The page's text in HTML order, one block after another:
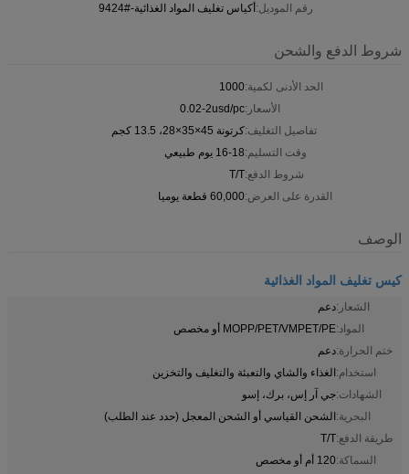
رقم الموديل:أكياس تغليف المواد الغذائية-#9424
شروط الدفع والشحن
الحد الأدنى لكمية:1000
الأسعار:0.02-2usd/pc
تفاصيل التغليف:كرتونة 45×35×28، 13.5 كجم
وقت التسليم:16-18 يوم طبيعي
شروط الدفع:T/T
القدرة على العرض:60,000 قطعة يوميا
الوصف
كيس تغليف المواد الغذائية
الشعار:دعم
المواد:MOPP/PET/VMPET/PE أو مخصص
ختم الحرارة:دعم
استخدام:الغذاء والشاي والتعبئة والتغليف والتخزين
الشهادات:جي آر إس، برك، إسو
البحرية:الشحن القياسي أو الشحن المعجل (حدد عند الطلب)
طريقة الدفع:T/T
السماكة:120 أم أو مخصص